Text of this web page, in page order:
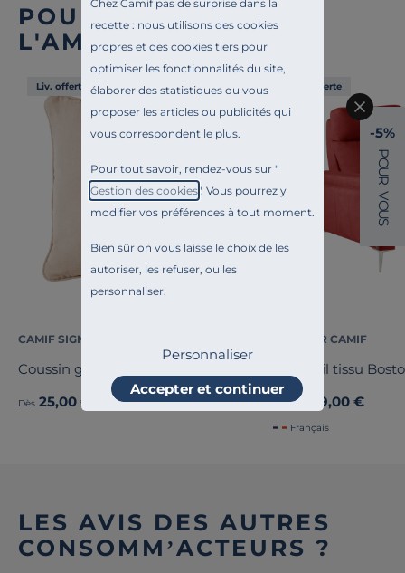
Chez Camif pas de surprise dans la
recette : nous utilisons des cookies
propres et des cookies tiers pour
optimiser les fonctionnalités du site,
élaborer des statistiques ou vous
proposer les articles ou publicités qui
vous correspondent le plus.
Pour tout savoir, rendez-vous sur "
Gestion des cookies". Vous pourrez y
modifier vos préférences à tout moment.
Bien sûr on vous laisse le choix de les
autoriser, les refuser, ou les
personnaliser.
Personnaliser
Accepter et continuer
POUR COMPLÉTER
L'AMBIANCE
Liv. offerte
CAMIF SIGNATURE
Coussin gaze de coton Cybelle
Dès 25,00 €
Liv. offerte
COSI PAR CAMIF
Fauteuil tissu
Dès 1 499,00 €
Français
LES AVIS DES AUTRES
CONSOMM’ACTEURS ?
-5%
P
O
U
R
V
O
U
S